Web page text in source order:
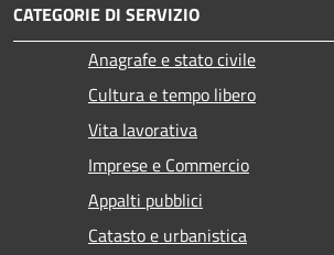
CATEGORIE DI SERVIZIO
Anagrafe e stato civile
Cultura e tempo libero
Vita lavorativa
Imprese e Commercio
Appalti pubblici
Catasto e urbanistica